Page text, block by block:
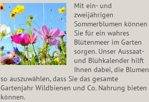
Mit ein- und
zweijährigen
Sommerblumen können
Sie für ein wahres
Blütenmeer im Garten
sorgen. Unser Aussaat-
und Blühkalender hilft
Ihnen dabei, die Blumen
so auszuwählen, dass Sie das gesamte
Gartenjahr Wildbienen und Co. Nahrung bieten
können.